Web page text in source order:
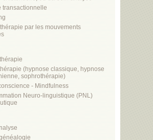
transactionnelle
par les mouvements
(hypnose classique, hypnose
sophrothérapie)
- Mindfulness
Neuro-linguistique (PNL)